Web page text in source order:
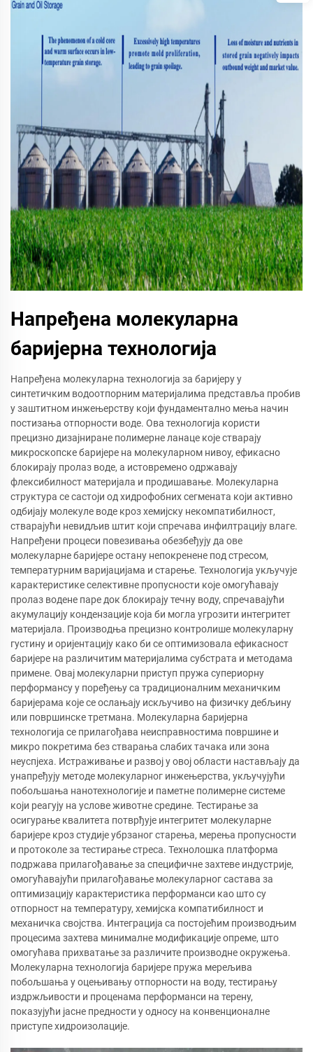
Напређена молекуларна
баријерна технологија
Напређена молекуларна технологија за баријеру у
синтетичким водоотпорним материјалима представља пробив
у заштитном инжењерству који фундаментално мења начин
постизања отпорности воде. Ова технологија користи
прецизно дизајниране полимерне ланаце које стварају
микроскопске баријере на молекуларном нивоу, ефикасно
блокирају пролаз воде, а истовремено одржавају
флексибилност материјала и продишавање. Молекуларна
структура се састоји од хидрофобних сегмената који активно
одбијају молекуле воде кроз хемијску некомпатибилност,
стварајући невидљив штит који спречава инфилтрацију влаге.
Напређени процеси повезивања обезбеђују да ове
молекуларне баријере остану непокренене под стресом,
температурним варијацијама и старење. Технологија укључује
карактеристике селективне пропусности које омогућавају
пролаз водене паре док блокирају течну воду, спречавајући
акумулацију кондензације која би могла угрозити интегритет
материјала. Производња прецизно контролише молекуларну
густину и оријентацију како би се оптимизовала ефикасност
баријере на различитим материјалима субстрата и методама
примене. Овај молекуларни приступ пружа супериорну
перформансу у поређењу са традиционалним механичким
баријерама које се ослањају искључиво на физичку дебљину
или површинске третмана. Молекуларна баријерна
технологија се прилагођава неисправностима површине и
микро покретима без стварања слабих тачака или зона
неуспјеха. Истраживање и развој у овој области настављају да
унапређују методе молекуларног инжењерства, укључујући
побољшања нанотехнологије и паметне полимерне системе
који реагују на услове животне средине. Тестирање за
осигурање квалитета потврђује интегритет молекуларне
баријере кроз студије убрзаног старења, мерења пропусности
и протоколе за тестирање стреса. Технолошка платформа
подржава прилагођавање за специфичне захтеве индустрије,
омогућавајући прилагођавање молекуларног састава за
оптимизацију карактеристика перформанси као што су
отпорност на температуру, хемијска компатибилност и
механичка својства. Интеграција са постојећим производњим
процесима захтева минималне модификације опреме, што
омогућава прихватање за различите производне окружења.
Молекуларна технологија баријере пружа мерељива
побољшања у оцењивању отпорности на воду, тестирању
издржљивости и проценама перформанси на терену,
показујући јасне предности у односу на конвенционалне
приступе хидроизолације.